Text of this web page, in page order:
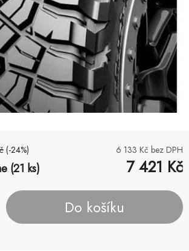
(-24%) 6 133 Kč bez DPH
(21 ks) 7 421 Kč
Do košíku